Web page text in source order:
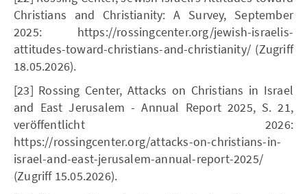
Christians and Christianity: A Survey, September
2025: https://rossingcenter.org/jewish-israelis-
attitudes-toward-christians-and-christianity/ (Zugriff
18.05.2026).
[23] Rossing Center, Attacks on Christians in Israel
and East Jerusalem - Annual Report 2025, S. 21,
veröffentlicht 2026:
https://rossingcenter.org/attacks-on-christians-in-
israel-and-east-jerusalem-annual-report-2025/
(Zugriff 15.05.2026).